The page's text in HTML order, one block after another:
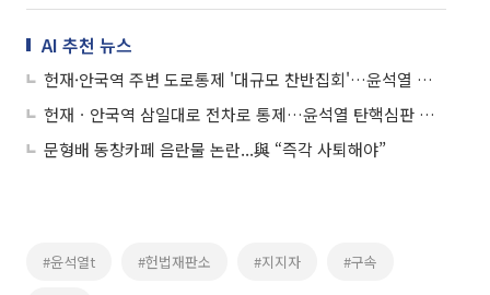
AI 추천 뉴스
헌재·안국역 주변 도로통제 '대규모 찬반집회'…윤석열 탄핵심판 8차 변론
헌재ㆍ안국역 삼일대로 전차로 통제…윤석열 탄핵심판 마지막 변론기일
문형배 동창카페 음란물 논란...與 “즉각 사퇴해야”
#윤석열t #헌법재판소 #지지자 #구속